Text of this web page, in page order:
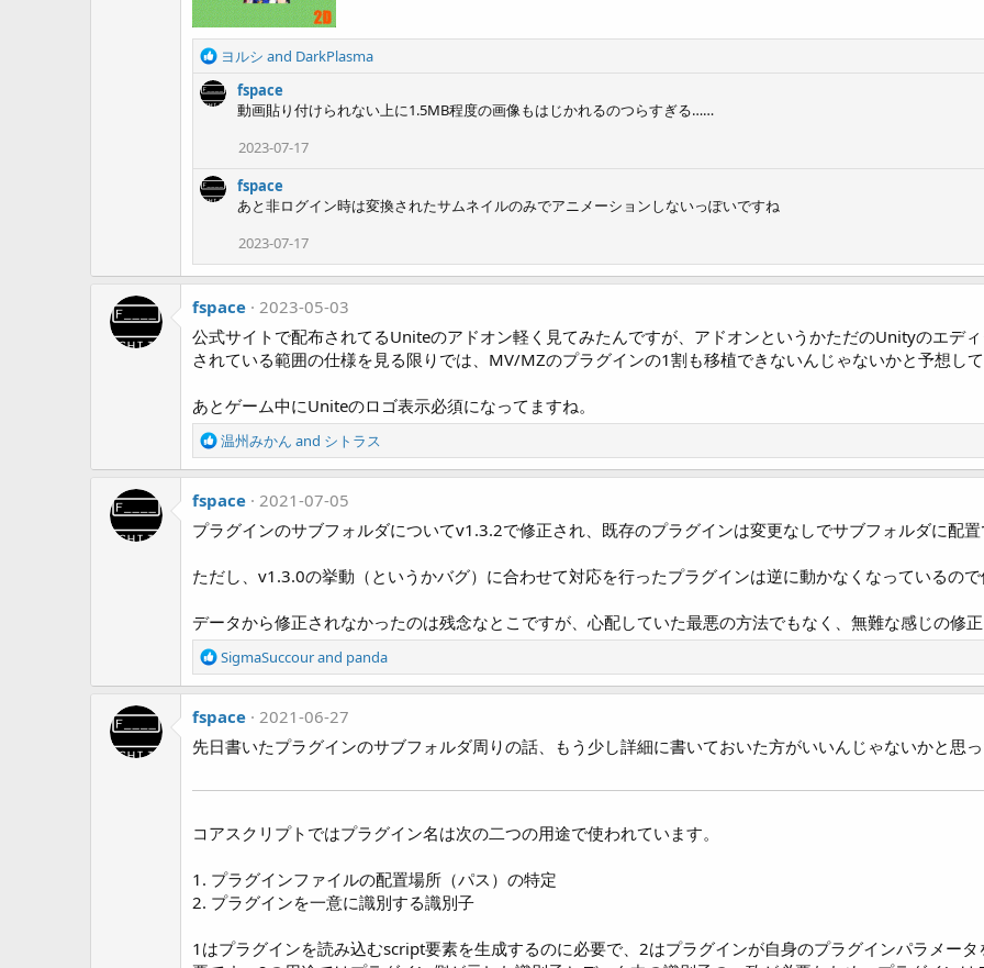
R
a
o
n
ヨルシ and DarkPlasma
fspace
動画貼り付けられない上に1.5MB程度の画像もはじかれるのつらすぎる……
2023-07-17
fspace
あと非ログイン時は変換されたサムネイルのみでアニメーションしないっぽいですね
2023-07-17
fspace 2023-05-03
公式サイトで配布されてるUniteのアドオン軽く見てみたんですが、アドオンというかただのUnityのエデ
されている範囲の仕様を見る限りでは、MV/MZのプラグインの1割も移植できないんじゃないかと予想し
あとゲーム中にUniteのロゴ表示必須になってますね。
R
e
a
c
i
n
:
温州みかん and シトラス
fspace 2021-07-05
プラグインのサブフォルダについてv1.3.2で修正され、既存のプラグインは変更なしでサブフォルダに配
ただし、v1.3.0の挙動（というかバグ）に合わせて対応を行ったプラグインは逆に動かなくなっているの
データから修正されなかったのは残念なとこですが、心配していた最悪の方法でもなく、無難な感じの修
R
e
a
c
t
i
n
:
SigmaSuccourand panda
fspace 2021-06-27
先日書いたプラグインのサブフォルダ周りの話、もう少し詳細に書いておいた方がいいんじゃないかと思
コアスクリプトではプラグイン名は次の二つの用途で使われています。
1. プラグインファイルの配置場所（パス）の特定
2. プラグインを一意に識別する識別子
1はプラグインを読み込むscript要素を生成するのに必要で、2はプラグインが自身のプラグインパラメー